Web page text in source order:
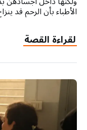
الأطباء بأن الرحم قد
لقراءة القصة